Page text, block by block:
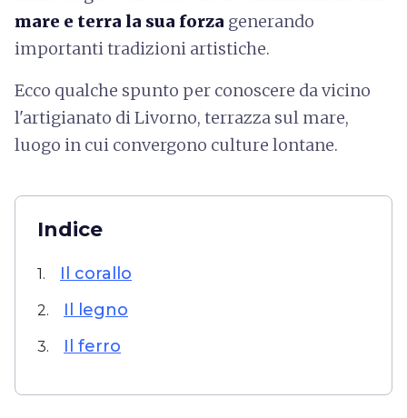
mare e terra la sua forza generando
importanti tradizioni artistiche.
Ecco qualche spunto per conoscere da vicino
l'artigianato di Livorno, terrazza sul mare,
luogo in cui convergono culture lontane.
Indice
1. Il corallo
2. Il legno
3. Il ferro